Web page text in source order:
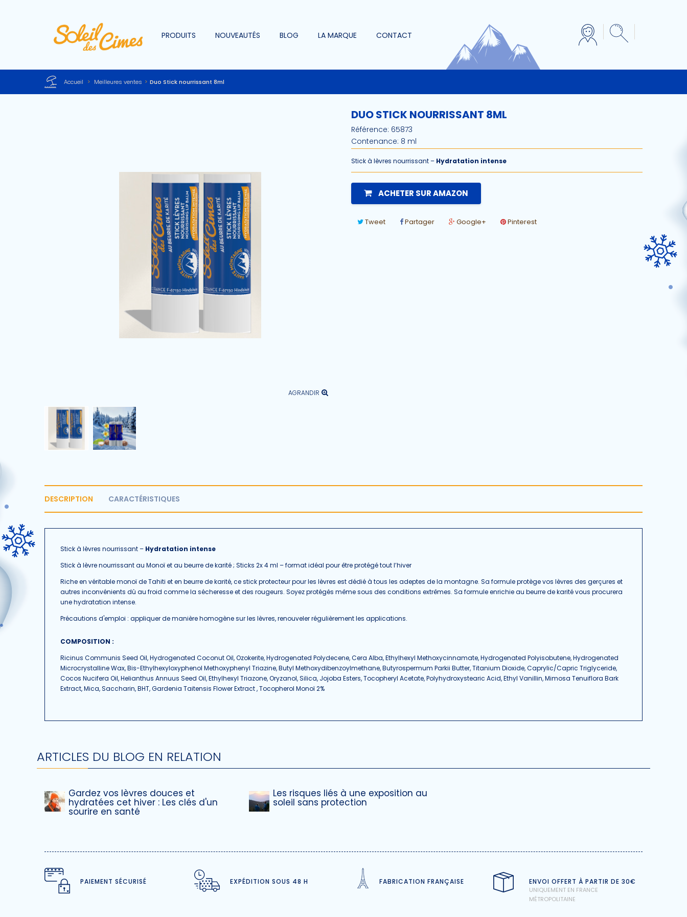
PRODUITS NOUVEAUTÉS BLOG LA MARQUE CONTACT
Accueil > Meilleures ventes > Duo Stick nourrissant 8ml
AGRANDIR
DUO STICK NOURRISSANT 8ML
Référence: 65873
Contenance: 8 ml
Stick à lèvres nourrissant – Hydratation intense
ACHETER SUR AMAZON
Tweet Partager Google+ Pinterest
DESCRIPTION CARACTÉRISTIQUES
Stick à lèvres nourrissant – Hydratation intense
Stick à lèvre nourrissant au Monoï et au beurre de karité ; Sticks 2x 4 ml – format idéal pour être protégé tout l’hiver
Riche en véritable monoï de Tahiti et en beurre de karité, ce stick protecteur pour les lèvres est dédié à tous les adeptes de la montagne. Sa formule protège vos lèvres des gerçures et
autres inconvénients dû au froid comme la sécheresse et des rougeurs. Soyez protégés même sous des conditions extrêmes. Sa formule enrichie au beurre de karité vous procurera
une hydratation intense.
Précautions d'emploi : appliquer de manière homogène sur les lèvres, renouveler régulièrement les applications.
COMPOSITION :
Ricinus Communis Seed Oil, Hydrogenated Coconut Oil, Ozokerite, Hydrogenated Polydecene, Cera Alba, Ethylhexyl Methoxycinnamate, Hydrogenated Polyisobutene, Hydrogenated
Microcrystalline Wax, Bis-Ethylhexyloxyphenol Methoxyphenyl Triazine, Butyl Methoxydibenzoylmethane, Butyrospermum Parkii Butter, Titanium Dioxide, Caprylic/Capric Triglyceride,
Cocos Nucifera Oil, Helianthus Annuus Seed Oil, Ethylhexyl Triazone, Oryzanol, Silica, Jojoba Esters, Tocopheryl Acetate, Polyhydroxystearic Acid, Ethyl Vanillin, Mimosa Tenuiflora Bark
Extract, Mica, Saccharin, BHT, Gardenia Taitensis Flower Extract , Tocopherol Monoï 2%
ARTICLES DU BLOG EN RELATION
Gardez vos lèvres douces et
hydratées cet hiver : Les clés d'un
sourire en santé
Les risques liés à une exposition au
soleil sans protection
PAIEMENT SÉCURISÉ EXPÉDITION SOUS 48 H FABRICATION FRANÇAISE ENVOI OFFERT À PARTIR DE 30€
UNIQUEMENT EN FRANCE
MÉTROPOLITAINE